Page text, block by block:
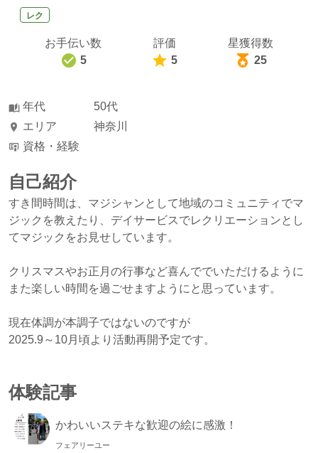
レク
お手伝い数
5
評価
5
星獲得数
25
年代
50代
エリア
神奈川
資格・経験
自己紹介
すき間時間は、マジシャンとして地域のコミュニティでマ
ジックを教えたり、デイサービスでレクリエーションとし
てマジックをお見せしています。
クリスマスやお正月の行事など喜んででいただけるように
また楽しい時間を過ごせますようにと思っています。
現在体調が本調子ではないのですが
2025.9～10月頃より活動再開予定です。
体験記事
かわいいステキな歓迎の絵に感激！
フェアリーユー